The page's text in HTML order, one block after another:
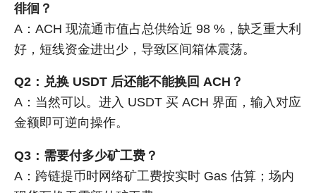
徘徊？
A：ACH 现流通市值占总供给近 98 %，缺乏重大利
好，短线资金进出少，导致区间箱体震荡。
Q2：兑换 USDT 后还能不能换回 ACH？
A：当然可以。进入 USDT 买 ACH 界面，输入对应
金额即可逆向操作。
Q3：需要付多少矿工费？
A：跨链提币时网络矿工费按实时 Gas 估算；场内